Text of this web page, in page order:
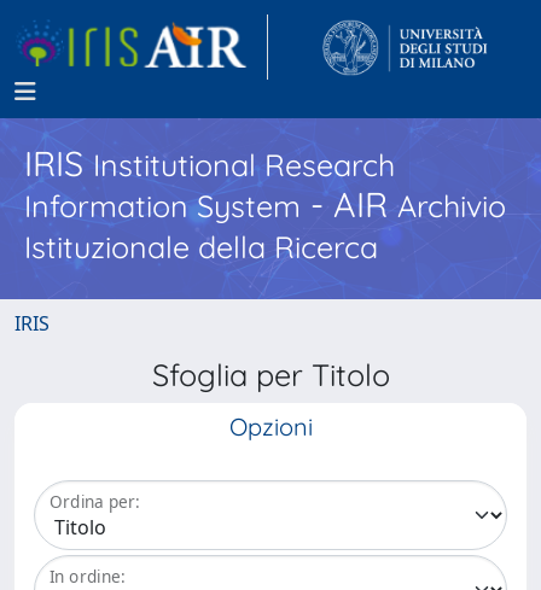
IRISInstitutional Research
Information System - AIR Archivio
Istituzionale della Ricerca
IRIS
Sfoglia per Titolo
Opzioni
Ordina per:
In ordine: